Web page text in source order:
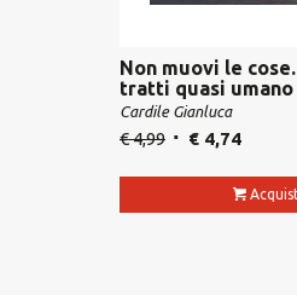
Non muovi le
tratti quasi umano
Cardile Gianluca
€4,99 €4,74